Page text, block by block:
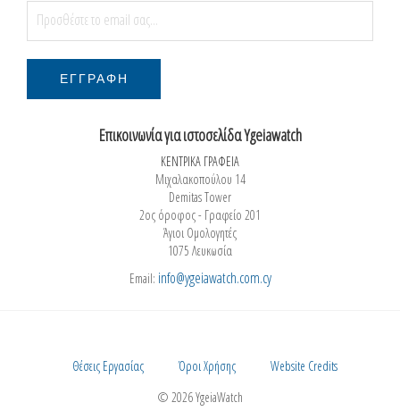
Επικοινωνία για ιστοσελίδα Ygeiawatch
ΚΕΝΤΡΙΚΑ ΓΡΑΦΕΙΑ
Μιχαλακοπούλου 14
Demitas Tower
2ος όροφος - Γραφείο 201
Άγιοι Ομολογητές
1075 Λευκωσία
Email: info@ygeiawatch.com.cy
Θέσεις Εργασίας Όροι Χρήσης
Website Credits
© 2026 YgeiaWatch